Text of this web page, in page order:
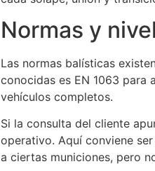
Normas y
Las normas balísticas
conocidas es EN 1063
vehículos completos.
Si la consulta del cliente
operativo. Aquí conviene
a ciertas municiones, pero